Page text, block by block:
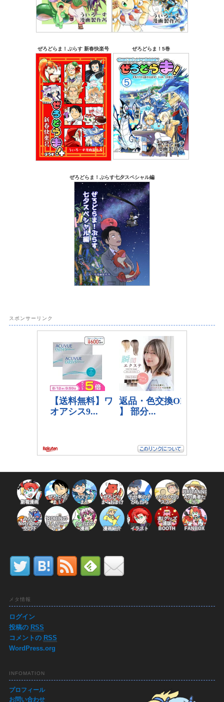
ぜろどらま！ぷらす 新春快楽号 ぜろどらま！5巻
ぜろどらま！ぷらす七夕スペシャル編
スポンサーリンク
新着漫画
ぜろどら
ま！
パズドラ
ま！
ぜろどら
ま！おまけ
千分率の子
どもたち
パパバカの
ススメ
BRITANNI
Aの勇者た
ち
みんな
Norrathの
空の下
ROBINの
まんがコー
ナー
かっぱの
漫画
漫画紹介 イラスト
本/グッズ
通販
BOOTH
FANBOX
メタ情報
ログイン
投稿の RSS
コメントの RSS
WordPress.org
INFOMATION
プロフィール
お問い合わせ